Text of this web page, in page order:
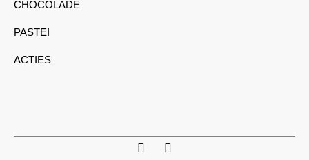
CHOCOLADE
PASTEI
ACTIES
s
t
c
e